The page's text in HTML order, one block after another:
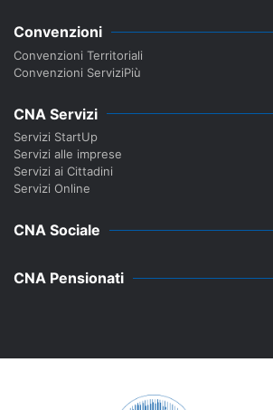
Convenzioni
Convenzioni Territoriali
Convenzioni ServiziPiù
CNA Servizi
Servizi StartUp
Servizi alle imprese
Servizi ai Cittadini
Servizi Online
CNA Sociale
CNA Pensionati